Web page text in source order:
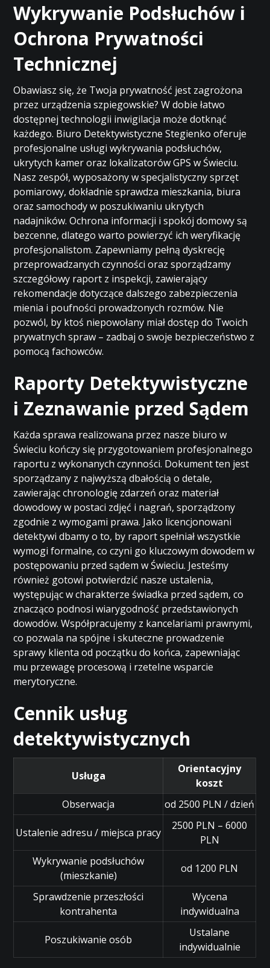
Wykrywanie Podsłuchów i
Ochrona Prywatności
Technicznej
Obawiasz się, że Twoja prywatność jest zagrożona
przez urządzenia szpiegowskie? W dobie łatwo
dostępnej technologii inwigilacja może dotknąć
każdego. Biuro Detektywistyczne Stegienko oferuje
profesjonalne usługi wykrywania podsłuchów,
ukrytych kamer oraz lokalizatorów GPS w Świeciu.
Nasz zespół, wyposażony w specjalistyczny sprzęt
pomiarowy, dokładnie sprawdza mieszkania, biura
oraz samochody w poszukiwaniu ukrytych
nadajników. Ochrona informacji i spokój domowy są
bezcenne, dlatego warto powierzyć ich weryfikację
profesjonalistom. Zapewniamy pełną dyskrecję
przeprowadzanych czynności oraz sporządzamy
szczegółowy raport z inspekcji, zawierający
rekomendacje dotyczące dalszego zabezpieczenia
mienia i poufności prowadzonych rozmów. Nie
pozwól, by ktoś niepowołany miał dostęp do Twoich
prywatnych spraw – zadbaj o swoje bezpieczeństwo z
pomocą fachowców.
Raporty Detektywistyczne
i Zeznawanie przed Sądem
Każda sprawa realizowana przez nasze biuro w
Świeciu kończy się przygotowaniem profesjonalnego
raportu z wykonanych czynności. Dokument ten jest
sporządzany z najwyższą dbałością o detale,
zawierając chronologię zdarzeń oraz materiał
dowodowy w postaci zdjęć i nagrań, sporządzony
zgodnie z wymogami prawa. Jako licencjonowani
detektywi dbamy o to, by raport spełniał wszystkie
wymogi formalne, co czyni go kluczowym dowodem w
postępowaniu przed sądem w Świeciu. Jesteśmy
również gotowi potwierdzić nasze ustalenia,
występując w charakterze świadka przed sądem, co
znacząco podnosi wiarygodność przedstawionych
dowodów. Współpracujemy z kancelariami prawnymi,
co pozwala na spójne i skuteczne prowadzenie
sprawy klienta od początku do końca, zapewniając
mu przewagę procesową i rzetelne wsparcie
merytoryczne.
Cennik usług
detektywistycznych
Usługa
Orientacyjny
koszt
Obserwacja
od 2500 PLN / dzień
Ustalenie adresu / miejsca pracy
2500 PLN – 6000
PLN
Wykrywanie podsłuchów
(mieszkanie)
od 1200 PLN
Sprawdzenie przeszłości
kontrahenta
Wycena
indywidualna
Poszukiwanie osób
Ustalane
indywidualnie